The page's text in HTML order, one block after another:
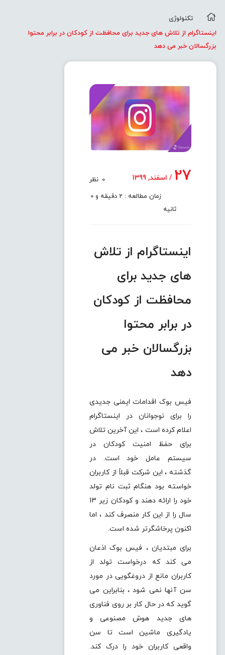
تکنولوژی
اینستاگرام از تلاش های جدید برای محافظت از کودکان در برابر محتوا
بزرگسالان خبر می دهد
27 / اسفند, 1399 0 نظر
زمان مطالعه : 2 دقیقه و 0
ثانیه
اینستاگرام از تلاش
های جدید برای
محافظت از کودکان
در برابر محتوا
بزرگسالان خبر می
دهد
فیس بوک اقدامات ایمنی جدیدی
را برای نوجوانان در اینستاگرام
اعلام کرده است ، این آخرین تلاش
برای حفظ امنیت کودکان در
سیستم عامل خود است. در
گذشته ، این شرکت قبلاً از کاربران
خواسته بود هنگام ثبت نام تولد
خود را ارائه دهند و کودکان زیر 13
سال را از این کار منصرف کند ، اما
اکنون پرخاشگرتر شده است.
برای مبتدیان ، فیس بوک اذعان
می کند که درخواست تولد از
کاربران مانع از دروغگویی در مورد
سن آنها نمی شود ، بنابراین می
گوید که در حال کار بر روی فناوری
های جدید هوش مصنوعی و
یادگیری ماشین است تا سن
واقعی کاربران خود را درک کند.